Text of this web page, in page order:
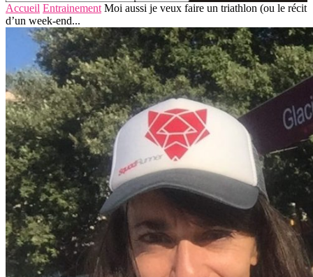
Accueil Entrainement Moi aussi je veux faire un triathlon (ou le récit
d’un week-end...